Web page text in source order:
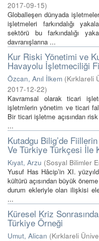
2017-09-15)
Globalleşen dünyada
işletmeleri farkındalığı
sektörü bu farkındalığı
davranışlarına ...
Kur Riski Yönetimi ve
Havayolu İşletmeciliği
Özcan, Anıl İlkem (Kırklareli
2017-12-22)
Kavramsal olarak ticari
işletmlerin yönetim ve ticari
Bir ticari işletme açısından
...
Kutadgu Bilig’de
Ve Türkiye Türkçesi İle
Kıyat, Arzu (Sosyal Bilimler
Yusuf Has Hâcip’in XI.
kültürü açısından büyük
durum ekleriyle olan ilişkisi
...
Küresel Kriz
Türkiye Örneği
Umut, Alican (Kırklareli